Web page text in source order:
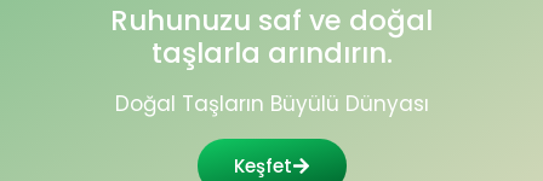
Ruhunuzu saf ve doğal
taşlarla arındırın.
Doğal Taşların Büyülü Dünyası
Keşfet